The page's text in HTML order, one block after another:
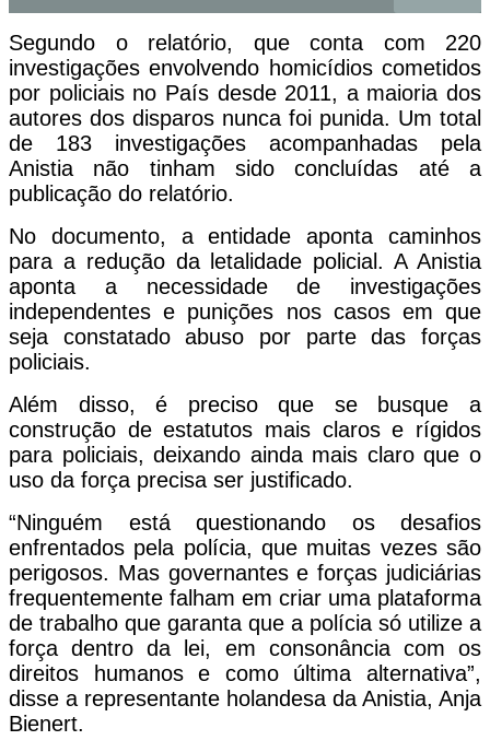
Segundo o relatório, que conta com 220
investigações envolvendo homicídios cometidos
por policiais no País desde 2011, a maioria dos
autores dos disparos nunca foi punida. Um total
de 183 investigações acompanhadas pela
Anistia não tinham sido concluídas até a
publicação do relatório.
No documento, a entidade aponta caminhos
para a redução da letalidade policial. A Anistia
aponta a necessidade de investigações
independentes e punições nos casos em que
seja constatado abuso por parte das forças
policiais.
Além disso, é preciso que se busque a
construção de estatutos mais claros e rígidos
para policiais, deixando ainda mais claro que o
uso da força precisa ser justificado.
“Ninguém está questionando os desafios
enfrentados pela polícia, que muitas vezes são
perigosos. Mas governantes e forças judiciárias
frequentemente falham em criar uma plataforma
de trabalho que garanta que a polícia só utilize a
força dentro da lei, em consonância com os
direitos humanos e como última alternativa”,
disse a representante holandesa da Anistia, Anja
Bienert.